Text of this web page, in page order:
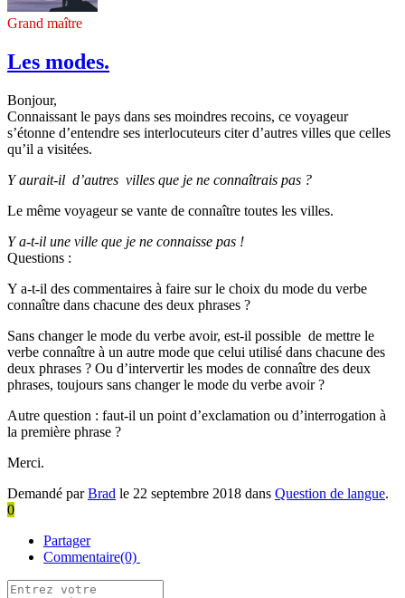
Grand maître
Les modes.
Bonjour,
Connaissant le pays dans ses moindres recoins, ce voyageur
s’étonne d’entendre ses interlocuteurs citer d’autres villes que celles
qu’il a visitées.
Y aurait-il d’autres villes que je ne connaîtrais pas ?
Le même voyageur se vante de connaître toutes les villes.
Y a-t-il une ville que je ne connaisse pas !
Questions :
Y a-t-il des commentaires à faire sur le choix du mode du verbe
connaître dans chacune des deux phrases ?
Sans changer le mode du verbe avoir, est-il possible de mettre le
verbe connaître à un autre mode que celui utilisé dans chacune des
deux phrases ? Ou d’intervertir les modes de connaître des deux
phrases, toujours sans changer le mode du verbe avoir ?
Autre question : faut-il un point d’exclamation ou d’interrogation à
la première phrase ?
Merci.
Demandé parBrad le 22 septembre 2018 dans Question de langue.
0
Partager
Commentaire(0)